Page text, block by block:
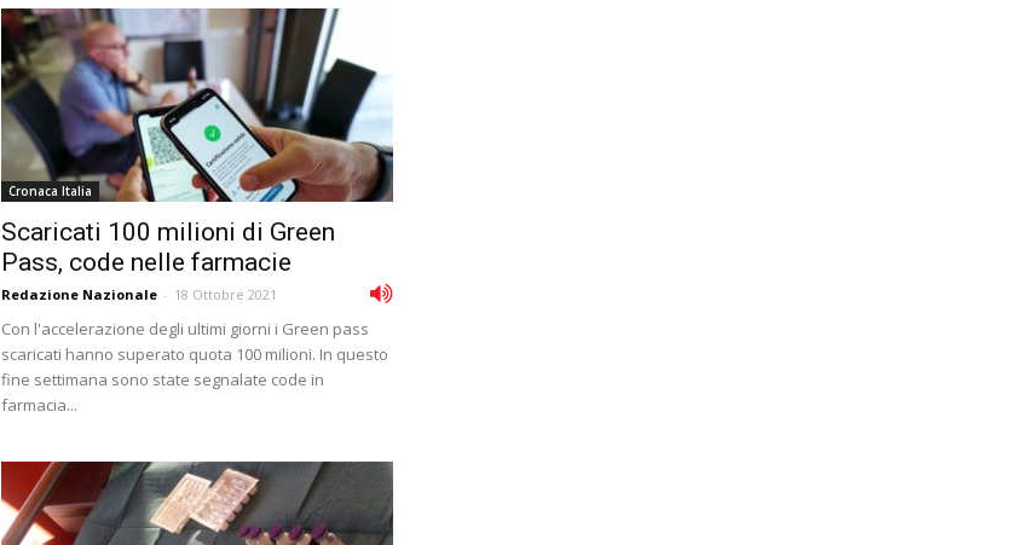
Cronaca Italia
Scaricati 100 milioni di Green
Pass, code nelle farmacie
Redazione Nazionale - 18 Ottobre 2021
Con l'accelerazione degli ultimi giorni i Green pass
scaricati hanno superato quota 100 milioni. In questo
fine settimana sono state segnalate code in
farmacia...